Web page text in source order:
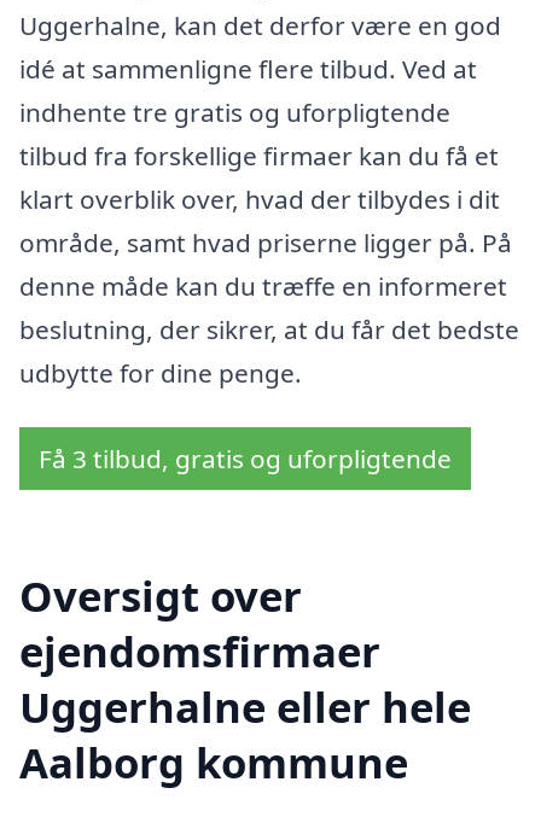
Uggerhalne, kan det derfor være en god
idé at sammenligne flere tilbud. Ved at
indhente tre gratis og uforpligtende
tilbud fra forskellige firmaer kan du få et
klart overblik over, hvad der tilbydes i dit
område, samt hvad priserne ligger på. På
denne måde kan du træffe en informeret
beslutning, der sikrer, at du får det bedste
udbytte for dine penge.
Få 3 tilbud, gratis og uforpligtende
Oversigt over
ejendomsfirmaer
Uggerhalne eller hele
Aalborg kommune